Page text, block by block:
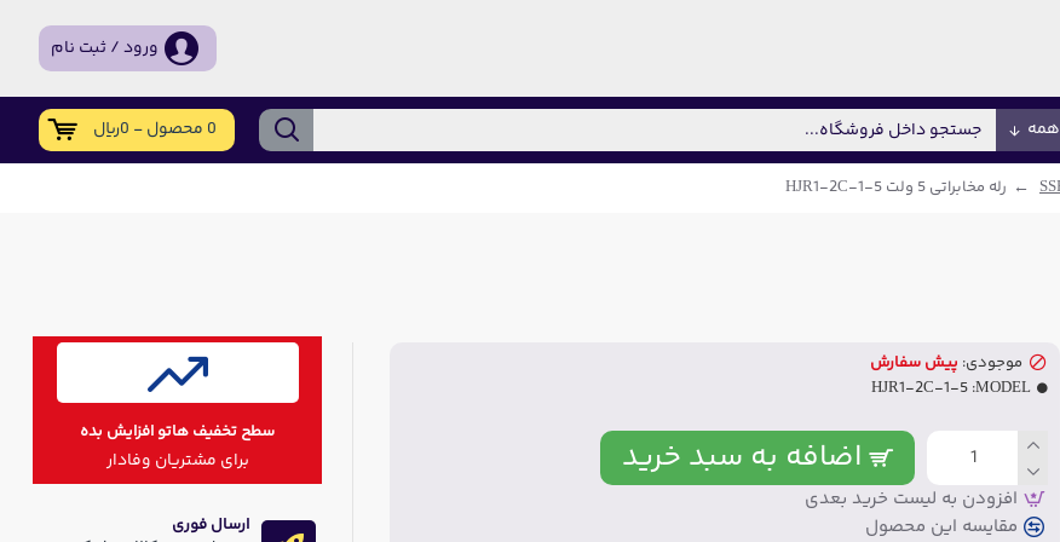
ورود / ثبت نام
همه 0 محصول - 0ریال
رله مخابراتی 5 ولت HJR1-2C-1-5
موجودی: پیش سفارش
MODEL:
HJR1-2C-1-5
اضافه به سبد خرید
افزودن به لیست خرید بعدی
مقایسه این محصول
سطح تخفیف هاتو افزایش بده
برای مشتریان وفادار
ارسال فوری